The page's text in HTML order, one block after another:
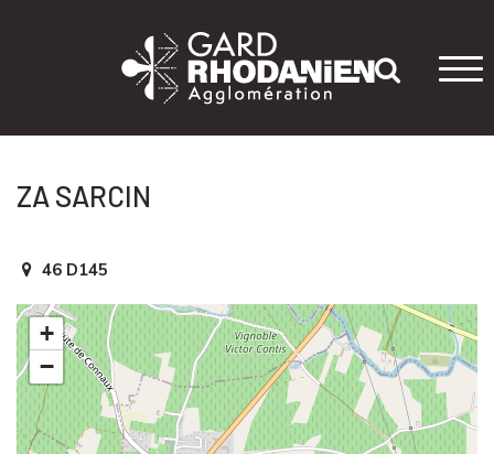
ZA SARCIN
46 D145
+
−